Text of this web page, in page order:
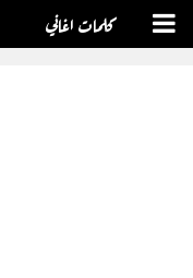
كلمات اغاني